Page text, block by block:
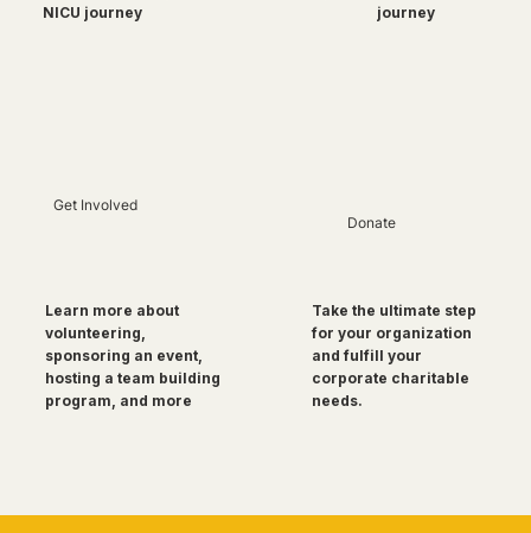
NICU journey
journey
Get Involved
Learn more about
volunteering,
sponsoring an event,
hosting a team building
program, and more
Donate
Take the ultimate step
for your organization
and fulfill your
corporate charitable
needs.